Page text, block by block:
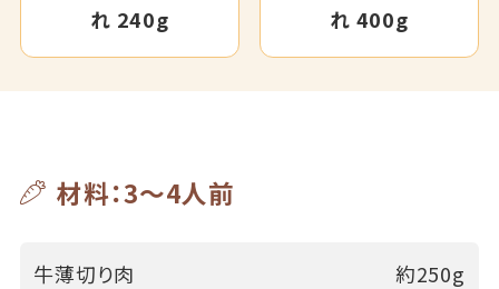
れ 240g
れ 400g
材料：3～4人前
牛薄切り肉 約250g